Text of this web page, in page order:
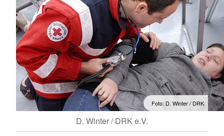
Foto: D. Winter / DRK
D. Winter / DRK e.V.